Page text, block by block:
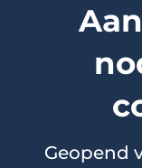
Geopend